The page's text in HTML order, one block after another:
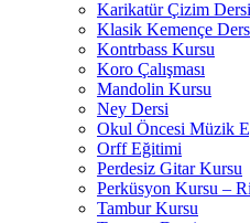
Karikatür Çizim Dersi
Klasik Kemençe
Kontrbass Kursu
Koro Çalışması
Mandolin Kursu
Ney Dersi
Okul Öncesi Müzik
Orff Eğitimi
Perdesiz Gitar Kursu
Perküsyon Kursu –
Tambur Kursu